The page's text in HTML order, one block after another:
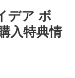
デア ボ
入特典情